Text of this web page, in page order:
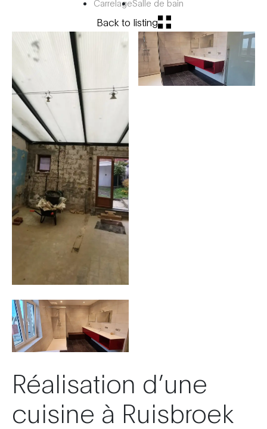
CarrelageSalle de bain
Back to listing
Réalisation d’une
cuisine à Ruisbroek